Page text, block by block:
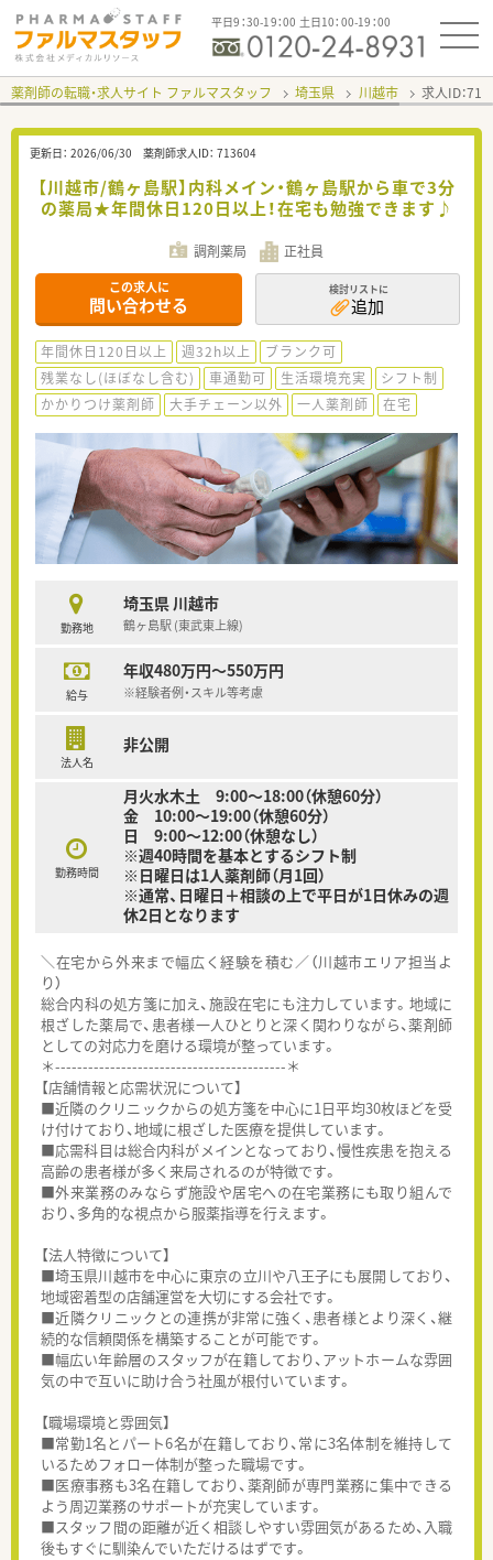
平日9：30-19：00 土日10：00-19：00
薬剤師の転職・求人サイト ファルマスタッフ 埼玉県 川越市 求人ID：
更新日： 2026/06/30 薬剤師求人ID： 713604
【川越市/鶴ヶ島駅】内科メイン・鶴ヶ島駅から車で3分
の薬局★年間休日120日以上！在宅も勉強できます♪
調剤薬局 正社員
この求人に
問い合わせる
検討リストに
追加
年間休日120日以上 週32h以上
ブランク可
残業なし(ほぼなし含む)
車通勤可 生活環境充実
シフト制
かかりつけ薬剤師
大手チェーン以外 一人薬剤師 在宅
勤務地
埼玉県 川越市
鶴ヶ島駅 (東武東上線)
給与
年収480万円～550万円
※経験者例・スキル等考慮
法人名
非公開
勤務時間
月火水木土 9:00～18:00（休憩60分）
金 10:00～19:00（休憩60分）
日 9:00～12:00（休憩なし）
※週40時間を基本とするシフト制
※日曜日は1人薬剤師（月1回）
※通常、日曜日＋相談の上で平日が1日休みの週
休2日となります
＼在宅から外来まで幅広く経験を積む／（川越市エリア担当よ
り）
総合内科の処方箋に加え、施設在宅にも注力しています。地域に
根ざした薬局で、患者様一人ひとりと深く関わりながら、薬剤師
としての対応力を磨ける環境が整っています。
＊------------------------------------------＊
【店舗情報と応需状況について】
■近隣のクリニックからの処方箋を中心に1日平均30枚ほどを受
け付けており、地域に根ざした医療を提供しています。
■応需科目は総合内科がメインとなっており、慢性疾患を抱える
高齢の患者様が多く来局されるのが特徴です。
■外来業務のみならず施設や居宅への在宅業務にも取り組んで
おり、多角的な視点から服薬指導を行えます。
【法人特徴について】
■埼玉県川越市を中心に東京の立川や八王子にも展開しており、
地域密着型の店舗運営を大切にする会社です。
■近隣クリニックとの連携が非常に強く、患者様とより深く、継
続的な信頼関係を構築することが可能です。
■幅広い年齢層のスタッフが在籍しており、アットホームな雰囲
気の中で互いに助け合う社風が根付いています。
【職場環境と雰囲気】
■常勤1名とパート6名が在籍しており、常に3名体制を維持して
いるためフォロー体制が整った職場です。
■医療事務も3名在籍しており、薬剤師が専門業務に集中できる
よう周辺業務のサポートが充実しています。
■スタッフ間の距離が近く相談しやすい雰囲気があるため、入職
後もすぐに馴染んでいただけるはずです。